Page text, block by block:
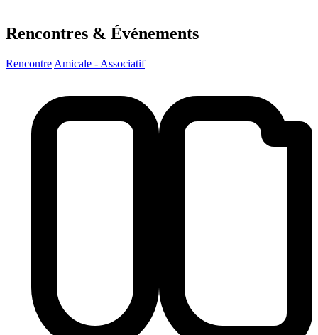
Rencontres & Événements
Rencontre Amicale - Associatif